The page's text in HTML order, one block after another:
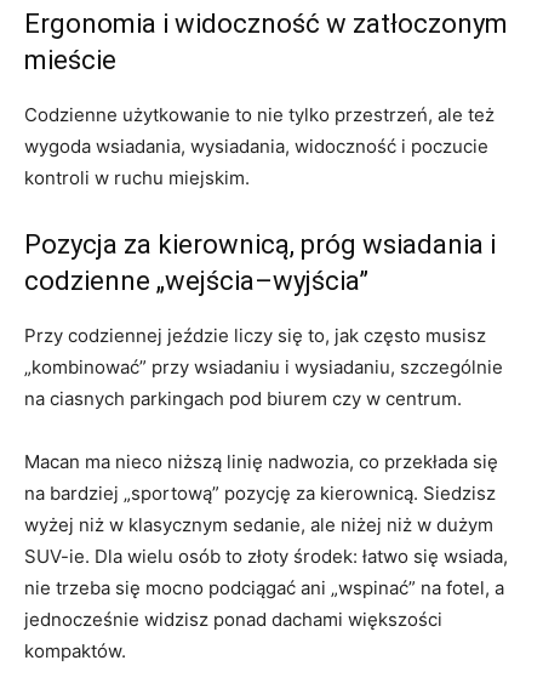
Ergonomia i widoczność w zatłoczonym
mieście
Codzienne użytkowanie to nie tylko przestrzeń, ale też
wygoda wsiadania, wysiadania, widoczność i poczucie
kontroli w ruchu miejskim.
Pozycja za kierownicą, próg wsiadania i
codzienne „wejścia–wyjścia”
Przy codziennej jeździe liczy się to, jak często musisz
„kombinować” przy wsiadaniu i wysiadaniu, szczególnie
na ciasnych parkingach pod biurem czy w centrum.
Macan ma nieco niższą linię nadwozia, co przekłada się
na bardziej „sportową” pozycję za kierownicą. Siedzisz
wyżej niż w klasycznym sedanie, ale niżej niż w dużym
SUV-ie. Dla wielu osób to złoty środek: łatwo się wsiada,
nie trzeba się mocno podciągać ani „wspinać” na fotel, a
jednocześnie widzisz ponad dachami większości
kompaktów.